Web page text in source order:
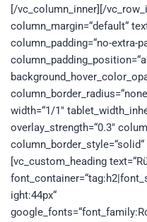
[/vc_column_inner][/
column_margin=“default“
column_padding=“no-extra-
width=“1/1″
overlay_strength=“0.3″
[vc_custom_heading
ight:44px“